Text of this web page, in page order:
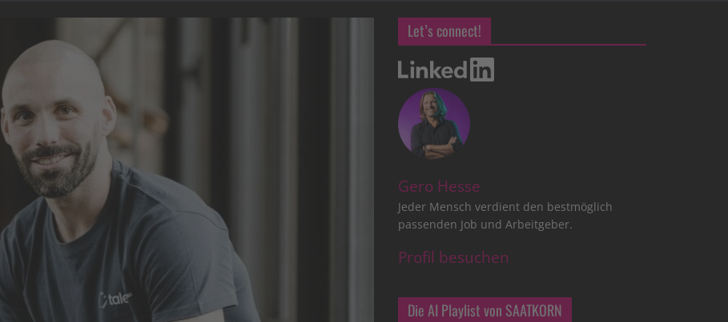
Let’s connect!
Gero Hesse
Jeder Mensch verdient den bestmöglich
passenden Job und Arbeitgeber.
Profil besuchen
Die AI Playlist von SAATKORN